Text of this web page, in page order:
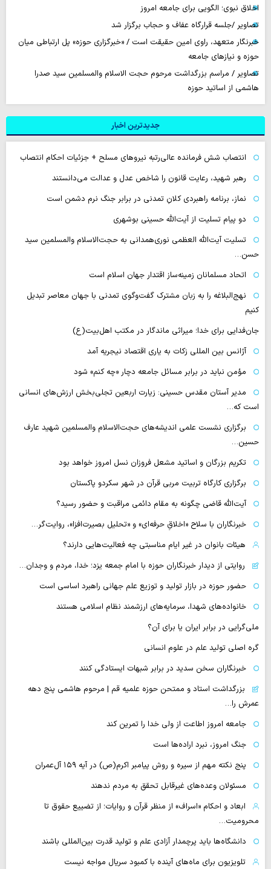
اخلاق نبوی؛ الگویی برای جامعه امروز
تصاویر /جلسه قرارگاه عفاف و حجاب برگزار شد
خبرنگار متعهد، راوی امین حقیقت است / «خبرگزاری حوزه» پل ارتباطی میان
حوزه و نیازهای جامعه
تصاویر / مراسم بزرگداشت مرحوم حجت الاسلام والمسلمین سید صدرا
هاشمی از اساتید حوزه
جدیدترین اخبار
انتصاب شش فرمانده عالی‌رتبه نیروهای مسلح + جزئیات احکام انتصاب
رهبر شهید، رعایت قانون را شاخص عدل و عدالت می‌دانستند
نماز، برنامه راهبردی کلانِ تمدنی در برابر جنگ نرم دشمن است
دو پیام تسلیت از آیت‌الله حسینی بوشهری
تسلیت آیت‌الله العظمی نوری‌همدانی به حجت‌الاسلام والمسلمین سید
حسن…
اتحاد مسلمانان زمینه‌ساز اقتدار جهان اسلام است
نهج‌البلاغه را به زبان مشترک گفت‌وگوی تمدنی با جهان معاصر تبدیل
کنیم
جان‌فدایی برای خدا؛ میراثی ماندگار در مکتب اهل‌بیت(ع)
آژانس بین المللی زکات به یاری اقتصاد نیجریه آمد
مؤمن نباید در برابر مسائل جامعه دچار «چه کنم» شود
مدیر آستان مقدس حسینی: زیارت اربعین تجلی‌بخش ارزش‌های انسانی
است که…
برگزاری نشست علمی اندیشه‌های حجت‌الاسلام والمسلمین شهید عارف
حسین…
تکریم بزرگان و اساتید مشعل فروزان نسل امروز خواهد بود
برگزاری کارگاه تربیت مربی قرآن در شهر سکردو پاکستان
آیت‌الله قاضی چگونه به مقام دائمی مراقبت و حضور رسید؟
خبرنگاران با سلاح «اخلاقِ حرفه‌ای» و «تحلیل بصیرت‌افزا»، روایت‌گر…
هیئات بانوان در غیر ایام مناسبتی چه فعالیت‌هایی دارند؟
روایتی از دیدار خبرنگاران حوزه با امام جمعه یزد؛ خدا، مردم و وجدان…
حضور حوزه در بازار تولید و توزیع علم جهانی راهبرد اساسی است
خانواده‌های شهدا، سرمایه‌های ارزشمند نظام اسلامی هستند
ملی‌گرایی در برابر ایران یا برای آن؟
گره اصلی تولید علم در علوم انسانی
خبرنگاران سخن سدید در برابر شبهات ایستادگی کنند
بزرگداشت استاد و ممتحن حوزه علمیه قم | مرحوم هاشمی پنج دهه
عمرش را…
جامعه امروز اطاعت از ولی خدا را تمرین کند
جنگ امروز، نبرد اراده‌ها است
پنج نکته مهم از سیره و روش پیامبر اکرم(ص) در آیه ۱۵۹ آل‌عمران
مسئولان وعده‌های غیرقابل تحقق به مردم ندهند
ابعاد و احکام «اسراف» از منظر قرآن و روایات؛ از تضییع حقوق تا
محرومیت…
دانشگاه‌ها باید پرچمدار آزادی علم و تولید قدرت بین‌المللی باشند
تلویزیون برای ماه‌های آینده با کمبود سریال مواجه نیست